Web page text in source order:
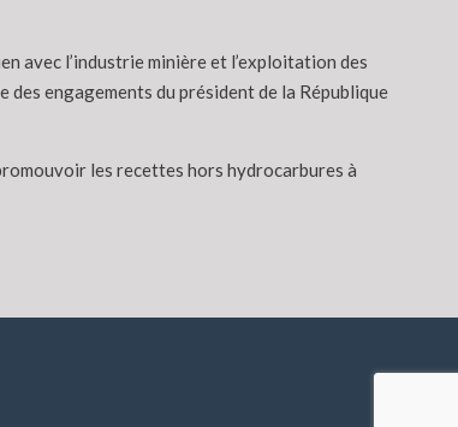
avec l’industrie minière et l’exploitation des
engagements du président de la République
les recettes hors hydrocarbures à